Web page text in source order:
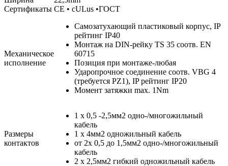
Сертификаты CE • cULus •ГОСТ
Механическое
исполнение
Самозатухающий пластиковый корпус, IP
рейтинг IP40
Монтаж на DIN-рейку TS 35 соотв. EN
60715
Позиция при монтаже-любая
Ударопрочное соединение соотв. VBG 4
(требуется PZ1), IP рейтинг IP20
Момент затяжки max. 1Nm
Размеры
контактов
1 x 0,5 -2,5мм2 одно-/многожильный
кабель
1 x 4мм2 одножильный кабель
от 2x 0,5 до 1,5мм2 одно-/многожильный
кабель
2 x 2,5мм2 гибкий одножильный кабель